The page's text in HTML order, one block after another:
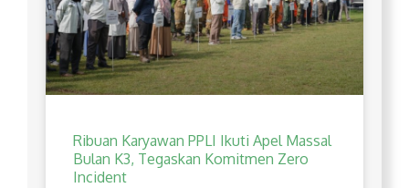
Ribuan Karyawan PPLI Ikuti Apel Massal
Bulan K3, Tegaskan Komitmen Zero
Incident